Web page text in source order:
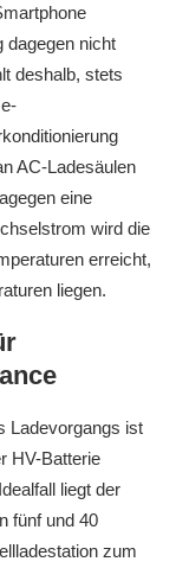
dagegen nicht
deshalb, stets
e-
AC-Ladesäulen
eine
wird die
erreicht,
liegen.
Ladevorgangs ist
HV-Batterie
liegt der
fünf und 40
zum